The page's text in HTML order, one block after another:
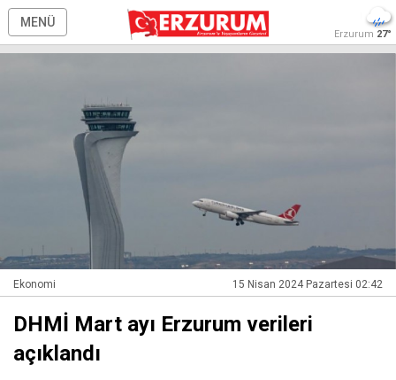
MENÜ
Erzurum 27°
Ekonomi 15 Nisan 2024 Pazartesi 02:42
DHMİ Mart ayı Erzurum verileri
açıklandı